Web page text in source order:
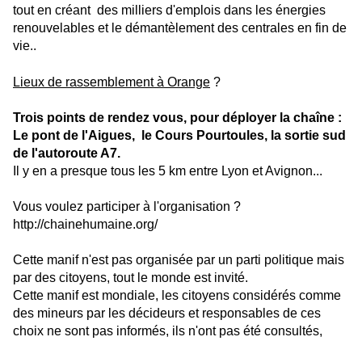
tout en créant des milliers d'emplois dans les énergies
renouvelables et le démantèlement des centrales en fin de
vie..
Lieux de rassemblement à Orange ?
Trois points de rendez vous, pour déployer la chaîne :
Le pont de l'Aigues, le Cours Pourtoules, la sortie sud
de l'autoroute A7.
Il y en a presque tous les 5 km entre Lyon et Avignon...
Vous voulez participer à l'organisation ?
http://chainehumaine.org/
Cette manif n'est pas organisée par un parti politique mais
par des citoyens, tout le monde est invité.
Cette manif est mondiale, les citoyens considérés comme
des mineurs par les décideurs et responsables de ces
choix ne sont pas informés, ils n'ont pas été consultés,